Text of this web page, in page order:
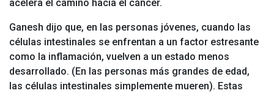
acelera el camino hacia el cáncer.
Ganesh dijo que, en las personas jóvenes, cuando las
células intestinales se enfrentan a un factor estresante
como la inflamación, vuelven a un estado menos
desarrollado. (En las personas más grandes de edad,
las células intestinales simplemente mueren). Estas